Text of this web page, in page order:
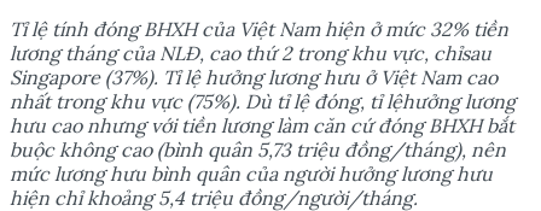
Tỉlệtính đóng BHXH của Việt Nam hiện ởmức 32% tiền
lương tháng của NLĐ, cao thứ2 trong khu vực, chỉsau
Singapore (37%). Tỉlệhưởng lương hưu ởViệt Nam cao
nhất trong khu vực (75%). Dù tỉlệđóng, tỉlệhưởng lương
hưu cao nhưng với tiền lương làm căn cứđóng BHXH bắt
buộc không cao (bình quân 5,73 triệu đồng/tháng), nên
mức lương hưu bình quân của người hưởng lương hưu
hiện chỉkhoảng 5,4 triệu đồng/người/tháng.